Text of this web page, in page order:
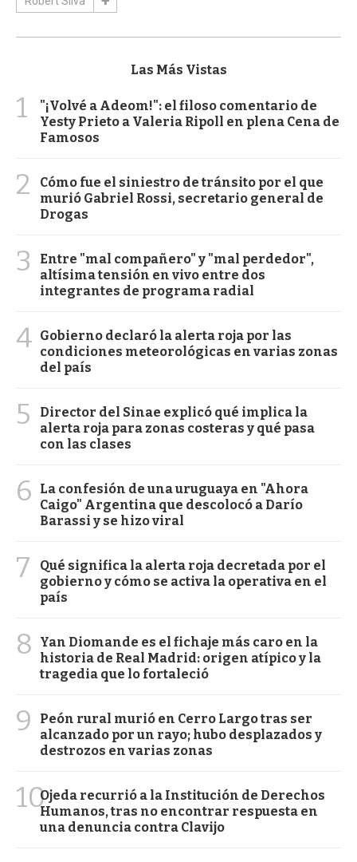
Las Más Vistas
1
"¡Volvé a Adeom!": el filoso comentario de
Yesty Prieto a Valeria Ripoll en plena Cena de
Famosos
2
Cómo fue el siniestro de tránsito por el que
murió Gabriel Rossi, secretario general de
Drogas
3
Entre "mal compañero" y "mal perdedor",
altísima tensión en vivo entre dos
integrantes de programa radial
4 Gobierno declaró la alerta roja por las
condiciones meteorológicas en varias zonas
del país
5
Director del Sinae explicó qué implica la
alerta roja para zonas costeras y qué pasa
con las clases
6
La confesión de una uruguaya en "Ahora
Caigo" Argentina que descolocó a Darío
Barassi y se hizo viral
7
Qué significa la alerta roja decretada por el
gobierno y cómo se activa la operativa en el
país
8
Yan Diomande es el fichaje más caro en la
historia de Real Madrid: origen atípico y la
tragedia que lo fortaleció
9
Peón rural murió en Cerro Largo tras ser
alcanzado por un rayo; hubo desplazados y
destrozos en varias zonas
10Ojeda recurrió a la Institución de Derechos
Humanos, tras no encontrar respuesta en
una denuncia contra Clavijo